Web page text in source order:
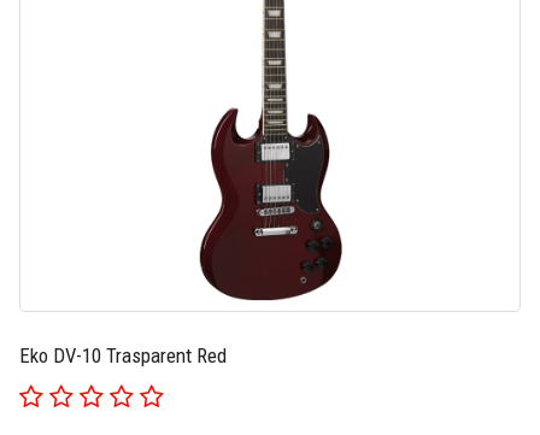
Eko DV-10 Trasparent Red